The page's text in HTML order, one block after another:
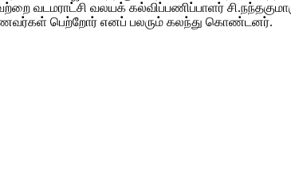
வடமராட்சி வலயக் கல்விப்பணிப்பாளர்
பெற்றோர் எனப் பலரும் கலந்து கொண்டனர்.